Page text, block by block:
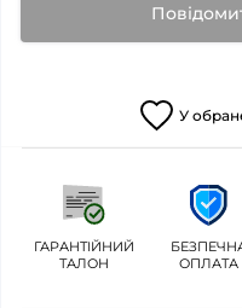
У
ГАРАНТІЙНИЙ
ТАЛОН
ОПЛАТА